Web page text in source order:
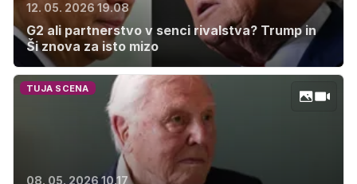
12. 05. 2026 19.08
G2 ali partnerstvo v senci rivalstva? Trump in
Ši znova za isto mizo
TUJA SCENA
08. 05. 2026 10.17